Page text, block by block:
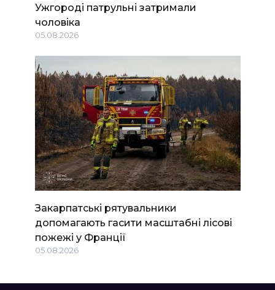
Ужгороді патрульні затримали
чоловіка
05.08.2026
Закарпатські рятувальники
допомагають гасити масштабні лісові
пожежі у Франції
05.08.2026